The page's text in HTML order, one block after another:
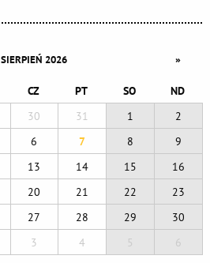
SIERPIEŃ 2026 »
CZ PT SO
ND
30 31 1
2
6 7 8
9
13 14 15
16
20 21 22
23
27 28 29
30
3 4 5 6